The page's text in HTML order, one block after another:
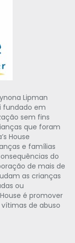
Lipman
fundado em
sem fins
que foram
House
e famílias
do
de mais de
as crianças
ou
é promover
de abuso